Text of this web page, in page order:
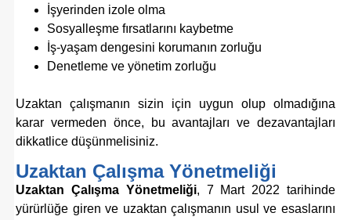
İşyerinden izole olma
Sosyalleşme fırsatlarını kaybetme
İş-yaşam dengesini korumanın zorluğu
Denetleme ve yönetim zorluğu
Uzaktan çalışmanın sizin için uygun olup olmadığına
karar vermeden önce, bu avantajları ve dezavantajları
dikkatlice düşünmelisiniz.
Uzaktan Çalışma Yönetmeliği
Uzaktan Çalışma Yönetmeliği, 7 Mart 2022 tarihinde
yürürlüğe giren ve uzaktan çalışmanın usul ve esaslarını